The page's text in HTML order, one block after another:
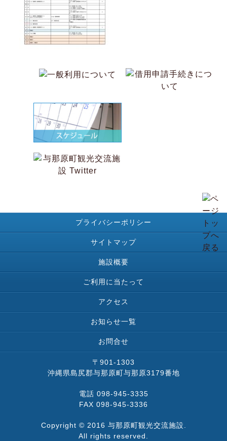
プライバシーポリシー
サイトマップ
施設概要
ご利用に当たって
アクセス
お知らせ一覧
お問合せ
〒901-1303
沖縄県島尻郡与那原町与那原3179番地
電話 098-945-3335
FAX 098-945-3336
Copyright © 2016 与那原町観光交流施設.
All rights reserved.